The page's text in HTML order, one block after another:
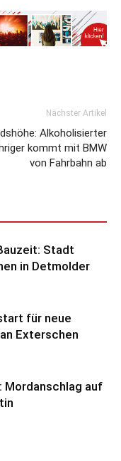
Nächster Artikel
Alkoholisierter
kommt mit BMW
von Fahrbahn ab
Stadt
in Detmolder
für neue
Exterschen
auf